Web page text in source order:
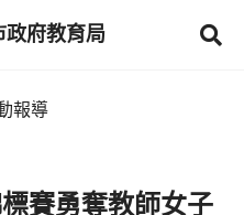
政府教育局
報導
賽勇奪教師女子